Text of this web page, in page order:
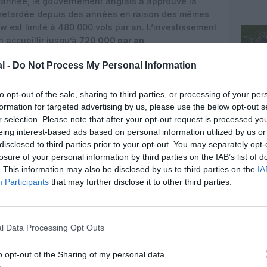
- Do Not Process My Personal Information
opt-out of the sale, sharing to third parties, or processing of your
for targeted advertising by us, please use the below opt-out
selection. Please note that after your opt-out request is processed
interest-based ads based on personal information utilized by us
to third parties prior to your opt-out. You may separately
of your personal information by third parties on the IAB’s list of
This information may also be disclosed by us to third parties on the
Participants that may further disclose it to other third parties.
Data Processing Opt Outs
opt-out of the Sharing of my personal data.
depuis des années en raison des mêmes
est limité à 480 000 vols par an. L’investissement
accueillir jusqu’à 720 000 par an.
opérant à l’aéroport de Londres Gatwick en 2025
internationales, de transporteurs low cost, et
la saturation d’Heathrow. Parmi elles, on trouve
pour les vols domestiques et européens low cost
des vols réguliers, incluant des lignes long-
Gatwick depuis Paris, Gulf Air
, qui a lancé en
et Gatwick avec des Boeing 787-9,
Kenya
2025 après une longue absence, avec des vols
Air China, Air India, Norse Atlanticet d’autres